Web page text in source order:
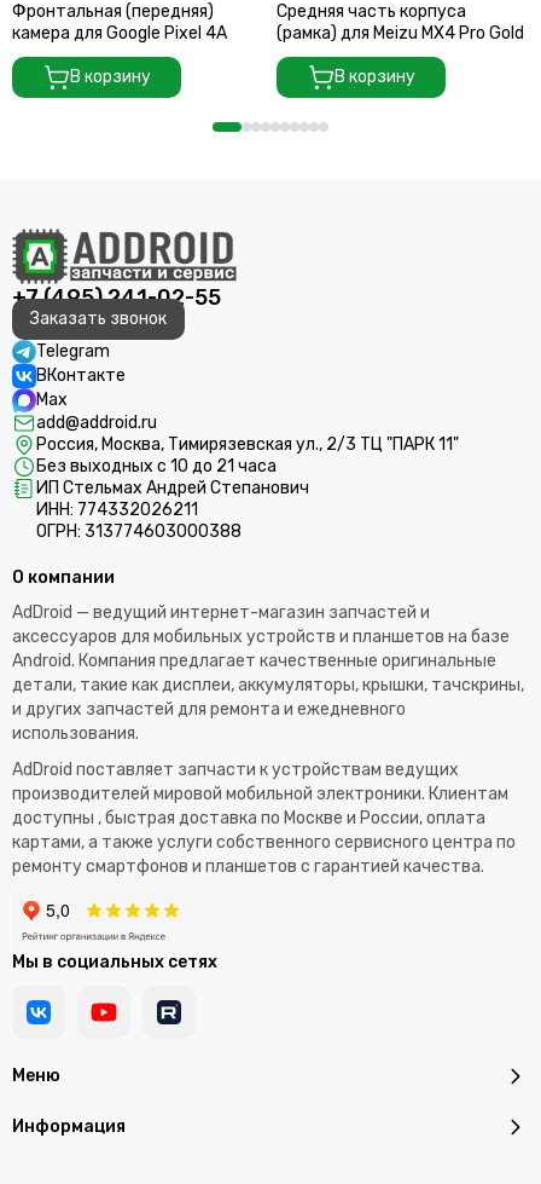
Фронтальная (передняя)
камера для Google Pixel 4A
В корзину
Средняя часть корпуса
(рамка) для Meizu MX4 Pro Gold
В корзину
+7 (495) 241-02-55
Заказать звонок
Telegram
ВКонтакте
Max
add@addroid.ru
Россия, Москва, Тимирязевская ул., 2/3 ТЦ "ПАРК 11"
Без выходных с 10 до 21 часа
ИП Стельмах Андрей Степанович
ИНН: 774332026211
ОГРН: 313774603000388
Меню
Информация
О компании
AdDroid — ведущий интернет-магазин запчастей и
аксессуаров для мобильных устройств и планшетов на базе
Android. Компания предлагает качественные оригинальные
детали, такие как дисплеи, аккумуляторы, крышки, тачскрины,
и других запчастей для ремонта и ежедневного
использования.​
AdDroid поставляет запчасти к устройствам ведущих
производителей мировой мобильной электроники. Клиентам
доступны , быстрая доставка по Москве и России, оплата
картами, а также услуги собственного сервисного центра по
ремонту смартфонов и планшетов с гарантией качества.
Мы в социальных сетях